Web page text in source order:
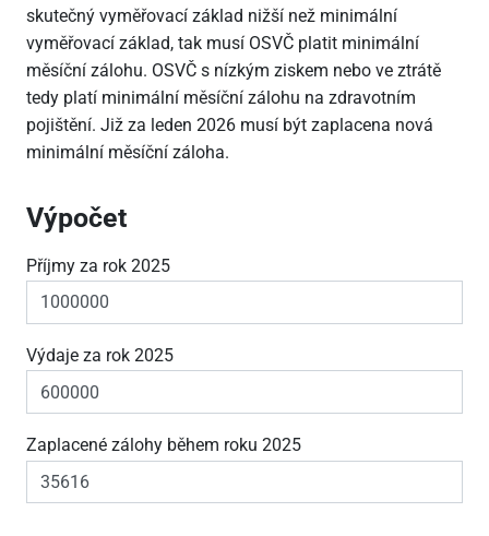
skutečný vyměřovací základ nižší než minimální
vyměřovací základ, tak musí OSVČ platit minimální
měsíční zálohu. OSVČ s nízkým ziskem nebo ve ztrátě
tedy platí minimální měsíční zálohu na zdravotním
pojištění. Již za leden 2026 musí být zaplacena nová
minimální měsíční záloha.
Výpočet
Příjmy za rok 2025
Výdaje za rok 2025
Zaplacené zálohy během roku 2025